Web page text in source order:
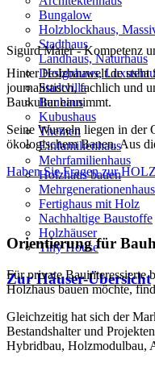
Bungalow
Holzblockhaus,
Stadthaus
Landhaus, Naturhaus
Designhaus,
Stadtvilla
Bauhaus
Kubushaus
Themen
Einfamilienhaus
Mehrfamilienhaus
Holzhaus bauen
Mehrgenerationenhaus
Fertighaus mit Holz
Nachhaltige Baustoffe
Holzhäuser
Tiny House
Zur Häuser-Übersicht
Sigurd Maier - Kompetenz
Hinter Holzbauwelt.de steht
journalistisch, fachlich und
Baukultur einnimmt.
Seine Wurzeln liegen in der
ökologischem Bauen. Aus
Haben Sie Fragen zur
Orientierung für
Für private Bauinteressierte
Holzhaus bauen möchte,
Gleichzeitig hat sich der
Bestandshalter und
Hybridbau, Holzmodulbau,